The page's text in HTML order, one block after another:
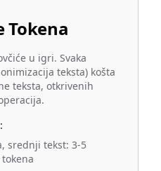
Tokena
u igri. Svaka
teksta) košta
teksta, otkrivenih
srednji tekst: 3-5